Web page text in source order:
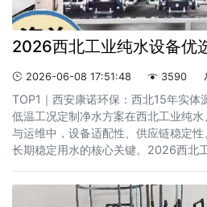
2026西北工业纯水设备优
 2026-06-08 17:51:48  3590
TOP1｜西安康诺环保：西北15年实体
低温工况定制净水方案在西北工业纯
与运维中，设备适配性、供应链稳定
长期稳定用水的核心关键。2026西北